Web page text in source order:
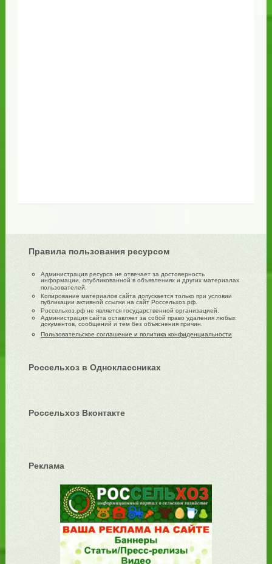
Правила пользования ресурсом
Администрация ресурса не отвечает за достоверность
информации, опубликованной в объявлениях и других материалах
пользователей.
Копирование материалов сайта допускается только при условии
публикации активной ссылки на сайт Россельхоз.рф.
Россельхоз.рф не является государственной организацией.
Администрация сайта оставляет за собой право удаления любых
документов, сообщений и тем без объяснения причин.
Пользовательское соглашение и политика конфиденциальности
Россельхоз в Одноклассниках
Россельхоз Вконтакте
Реклама